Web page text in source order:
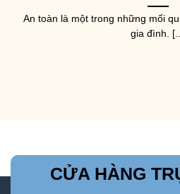
An toàn là một trong những mối
gia đình.
CỬA HÀNG